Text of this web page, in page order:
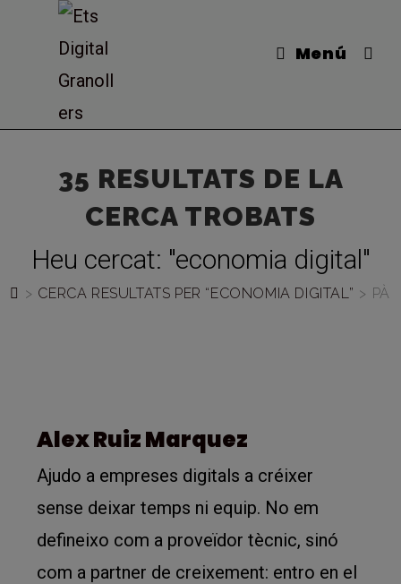
Menú
35 RESULTATS DE LA
CERCA TROBATS
Heu cercat: "economia digital"
> CERCA RESULTATS PER “ECONOMIA DIGITAL” >
Alex Ruiz Marquez
Ajudo a empreses digitals a créixer
sense deixar temps ni equip. No em
defineixo com a proveïdor tècnic, sinó
com a partner de creixement: entro en el